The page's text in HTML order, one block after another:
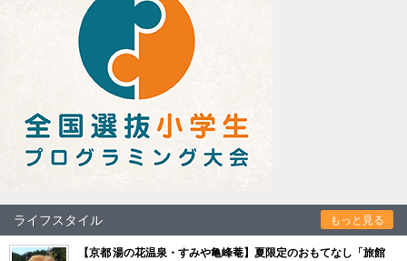
ライフスタイル もっと見る
【京都 湯の花温泉・すみや亀峰菴】夏限定のおもてなし「旅館